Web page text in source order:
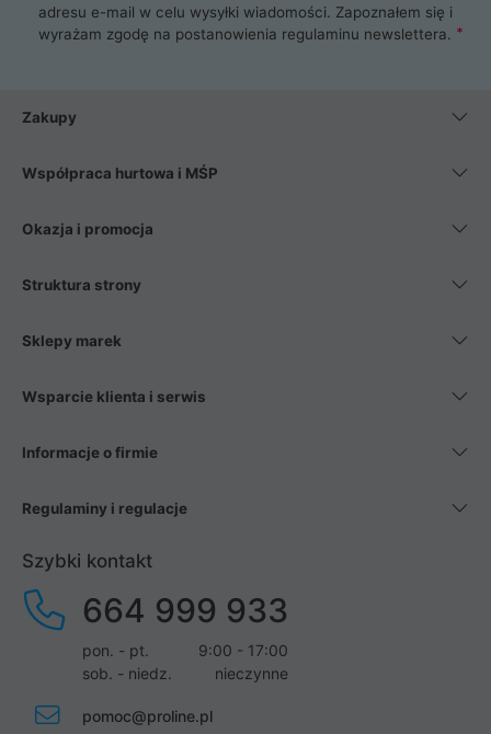
adresu e-mail w celu wysyłki wiadomości. Zapoznałem się i
wyrażam zgodę na postanowienia regulaminu newslettera.
Zakupy
Współpraca hurtowa i MŚP
Okazja i promocja
Struktura strony
Sklepy marek
Wsparcie klienta i serwis
Informacje o firmie
Regulaminy i regulacje
Szybki kontakt
664 999 933
pon. - pt.
9:00 - 17:00
sob. - niedz.
nieczynne
pomoc@proline.pl